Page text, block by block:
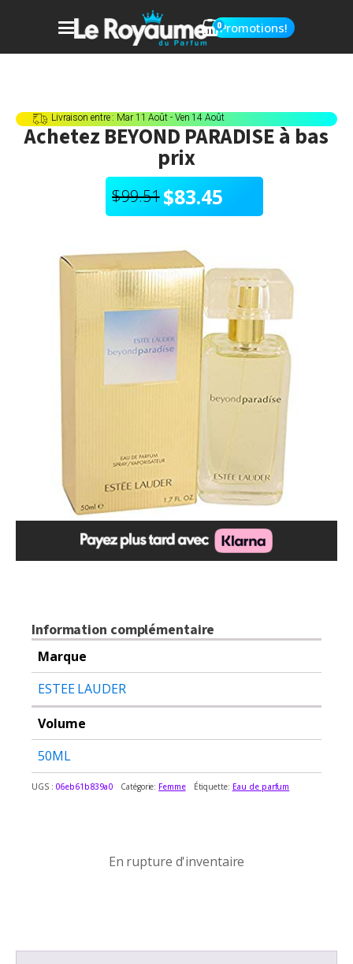
0Promotions!
Livraison entre : Mar 11 Août - Ven 14 Août
AchetezBEYOND PARADISEà bas
prix
$99.51
Le
initial
était :
$99.51.
$83.45
Le
actuel
est :
$83.45.
Information complémentaire
Marque
ESTEE LAUDER
Volume
50ML
UGS : 06eb61b839a0 Catégorie: Femme Étiquette: Eau de parfum
En rupture d'inventaire